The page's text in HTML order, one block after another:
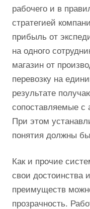
рабочего и в
стратегией
прибыль от
на одного
магазин от
перевозку на
результате
сопоставляемые с
При этом
понятия должны
Как и прочие
свои достоинства
преимуществ
прозрачность.